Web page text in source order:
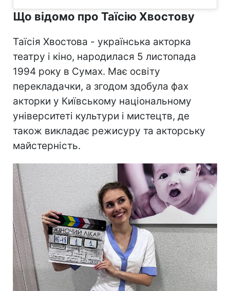
Що відомо про Таїсію Хвостову
Таїсія Хвостова - українська акторка
театру і кіно, народилася 5 листопада
1994 року в Сумах. Має освіту
перекладачки, а згодом здобула фах
акторки у Київському національному
університеті культури і мистецтв, де
також викладає режисуру та акторську
майстерність.